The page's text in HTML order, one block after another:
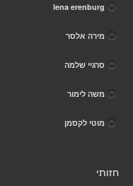
lena erenburg
מירה אלסר
סרגיי שלמה
משה לימור
מוטי לקסמן
חזותי